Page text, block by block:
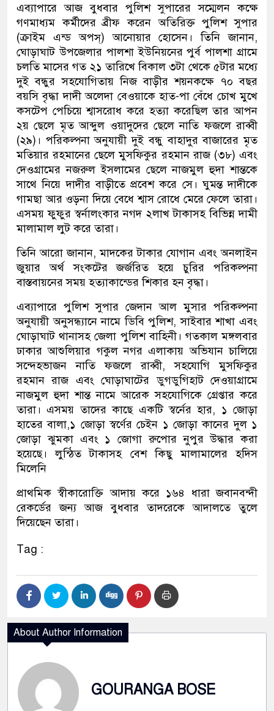
এব্যাপারে আজ বুধবার পুলিশ সুপারের সম্মেলন কক্ষে
গণমাধ্যম কর্মীদের ব্রীফ করেন অতিরিক্ত পুলিশ সুপার
(ক্রাইম এন্ড অপস্) আনোয়ার হোসেন। তিনি জানান,
ঘোড়াঘাট উপজেলার পালশা ইউনিয়নের পুর্ব পালশা গ্রামে
চলতি মাসের গত ২১ তারিখে বিকাল ৩টা থেকে ৫টার মধ্যে
দুই বন্ধুর সহযোগিতায় নিজ বাড়ীর শয়নকক্ষে ৭০ বছর
বয়সি বৃদ্ধা দাদী অলেদা বেওয়াকে হাত-পা বেঁধে চোখ মুখে
কসটেপ পেচিয়ে শ্বাসরোধ করে হত্যা করেছিল তার আপন
২য় ছেলে মৃত আব্দুল ওয়াদুদের ছেলে নাতি ফজলে রাব্বী
(২৯)। পরিকল্পনা অনুযায়ী দুই বন্ধু বাহাদুর বাজারের মৃত
মতিয়ার রহমানের ছেলে মুসফিকুর রহমান রাজ (৩৮) এবং
দেওগ্রামের নজরুল ইসলামের ছেলে নাজমুল হুদা শান্তকে
সাথে নিয়ে দাদীর বাড়ীতে প্রবেশ করে সে। ঘুমন্ত দাদীকে
গামছা আর ওড়না দিয়ে বেধে শ্বাস রোধে মেরে ফেলে তারা।
এসময় ফুফুর স্বর্নালংকার নগদ ২লাখ টাকাসহ বিভিন্ন দামী
মালামাল লুট করে তারা।
তিনি আরো জানান, মাদকের টাকার যোগান এবং অনলাইন
জুয়ার অর্থ সংকটের জর্জরিত হয়ে চুরির পরিকল্পনা
বাস্তবায়নের সময় হত্যাকান্ডের শিকার হন বৃদ্ধা।
এব্যাপারে পুলিশ সুপার জেদান আল মুসার পরিকল্পনা
অনুযায়ী অনুসন্ধ্যানে নামে ডিবি পুলিশ, সাইবার শাখা এবং
ঘোড়াঘাট থানাসহ জেলা পুলিশ বাহিনী। গতকাল মঙ্গলবার
ঢাকার আশুলিয়ার গকুল নগর এলাকায় অভিযান চালিয়ে
সন্দেহভাজন নাতি ফজলে রাব্বী, সহযোগি মুসফিকুর
রহমান রাজ এবং ঘোড়াঘাটের ডুগডুগিহাট দেওয়াগ্রামে
নাজমুল হুদা শান্ত নামে আরেক সহযোগিকে গ্রেপ্তার করে
তারা। এসময় তাদের কাছে একটি স্বর্নের হার, ১ জোড়া
হাতের বালা,১ জোড়া স্বর্ণের চেইন ১ জোড়া কানের দুল ১
জোড়া ঝুমকা এবং ১ জোগা রুপোর নুপুর উদ্ধার করা
হয়েছে। লুন্ঠিত টাকাসহ বেশ কিছু মালামালের হদিস
মিলেনি
প্রাথমিক স্বীকারোক্তি আদায় করে ১৬৪ ধারা জবানবন্দী
রেকর্ডের জন্য আজ বুধবার তাদরেকে আদালতে তুলে
দিয়েছেন তারা।
Tag :
About Author Information
GOURANGA BOSE